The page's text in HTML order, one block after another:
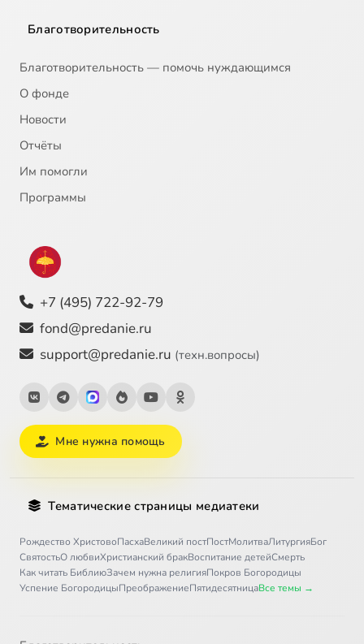
Благотворительность
Благотворительность — помочь нуждающимся
О фонде
Новости
Отчёты
Им помогли
Программы
+7 (495) 722-92-79
fond@predanie.ru
support@predanie.ru (техн.вопросы)
Мне нужна помощь
Тематические страницы медиатеки
Рождество ХристовоПасхаВеликий постПостМолитваЛитургияБог
СвятостьО любвиХристианский бракВоспитание детейСмерть
Как читать БиблиюЗачем нужна религияПокров Богородицы
Успение БогородицыПреображениеПятидесятницаВсе темы →